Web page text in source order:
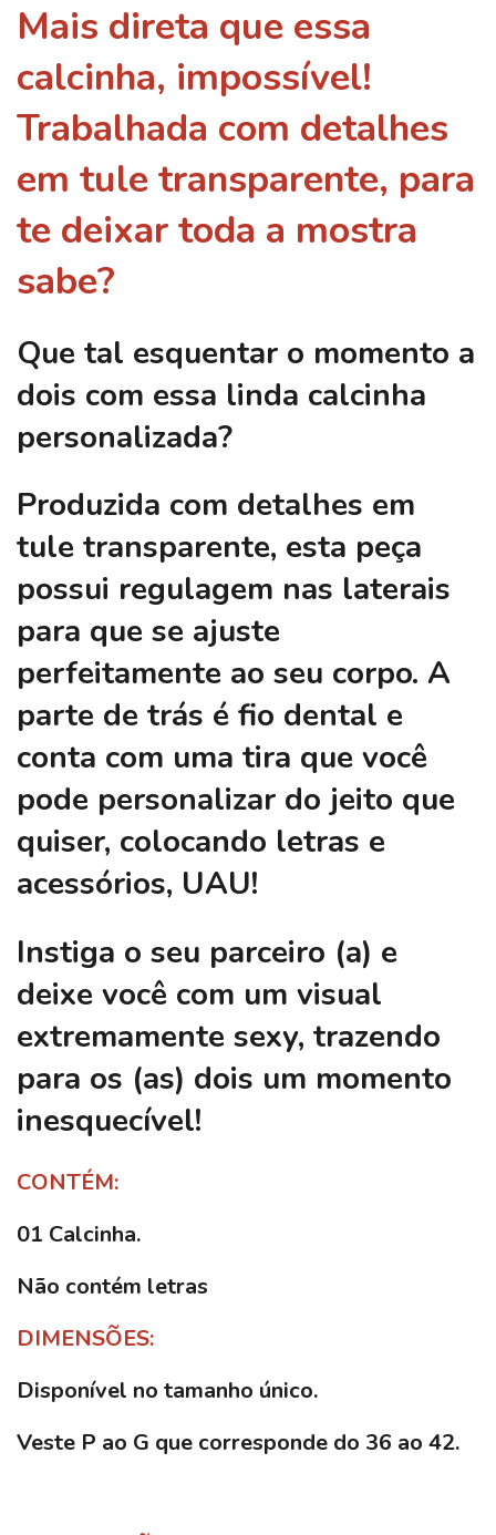
Mais direta que essa
calcinha, impossível!
Trabalhada com detalhes
em tule transparente, para
te deixar toda a mostra
sabe?
Que tal esquentar o momento a
dois com essa linda calcinha
personalizada?
Produzida com detalhes em
tule transparente, esta peça
possui regulagem nas laterais
para que se ajuste
perfeitamente ao seu corpo. A
parte de trás é fio dental e
conta com uma tira que você
pode personalizar do jeito que
quiser, colocando letras e
acessórios, UAU!
Instiga o seu parceiro (a) e
deixe você com um visual
extremamente sexy, trazendo
para os (as) dois um momento
inesquecível!
CONTÉM:
01 Calcinha.
Não contém letras
DIMENSÕES:
Disponível no tamanho único.
Veste P ao G que corresponde do 36 ao 42.